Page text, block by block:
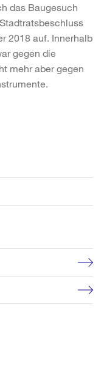
das Baugesuch
2018 auf. Innerhalb
gegen die
mehr aber gegen